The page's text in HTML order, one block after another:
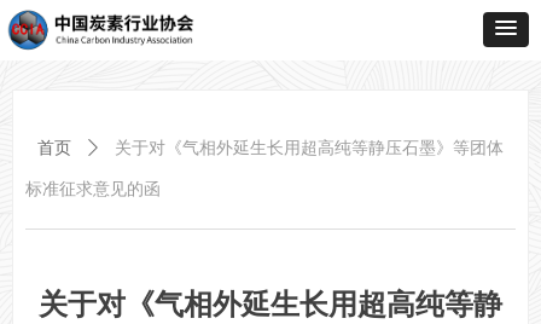
关于对《气相外延生长用超高纯等静
首页 ꄲ 关于对《气相外延生长用超高纯等静压石墨》等团体
标准征求意见的函